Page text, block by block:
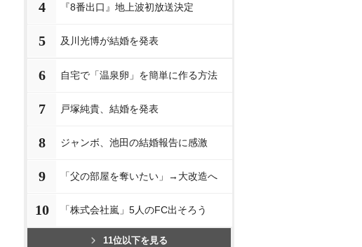
4 『8番出口』地上波初放送決定
5 及川光博が結婚を発表
6 自宅で「温泉卵」を簡単に作る方法
7 戸塚純貴、結婚を発表
8 ジャンボ、池田の結婚報告に感激
9 「父の部屋を奪いたい」→大改造へ
10 「株式会社嵐」5人のFC出そろう
11位以下を見る